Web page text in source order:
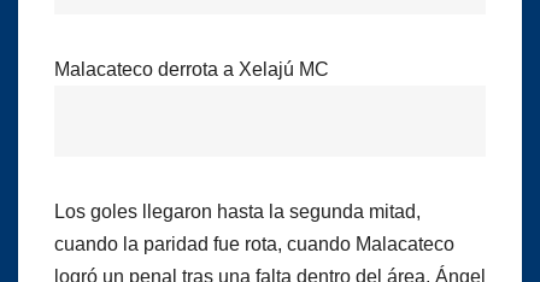
Malacateco derrota a Xelajú MC
Los goles llegaron hasta la segunda mitad,
cuando la paridad fue rota, cuando Malacateco
logró un penal tras una falta dentro del área. Ángel